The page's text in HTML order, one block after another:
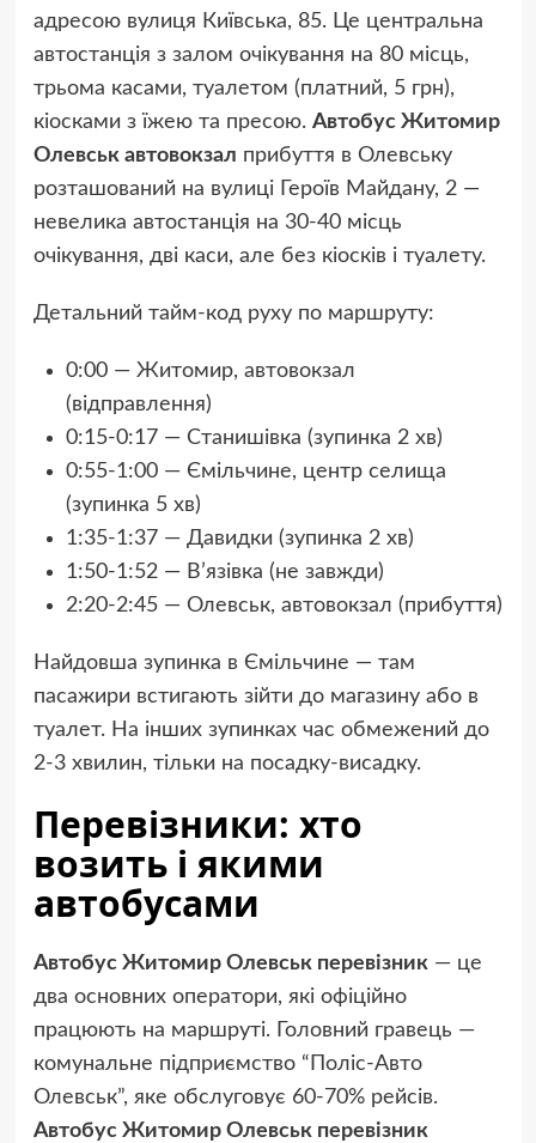
адресою вулиця Київська, 85. Це центральна
автостанція з залом очікування на 80 місць,
трьома касами, туалетом (платний, 5 грн),
кіосками з їжею та пресою. Автобус Житомир
Олевськ автовокзал прибуття в Олевську
розташований на вулиці Героїв Майдану, 2 —
невелика автостанція на 30-40 місць
очікування, дві каси, але без кіосків і туалету.
Детальний тайм-код руху по маршруту:
0:00 — Житомир, автовокзал
(відправлення)
0:15-0:17 — Станишівка (зупинка 2 хв)
0:55-1:00 — Ємільчине, центр селища
(зупинка 5 хв)
1:35-1:37 — Давидки (зупинка 2 хв)
1:50-1:52 — В’язівка (не завжди)
2:20-2:45 — Олевськ, автовокзал (прибуття)
Найдовша зупинка в Ємільчине — там
пасажири встигають зійти до магазину або в
туалет. На інших зупинках час обмежений до
2-3 хвилин, тільки на посадку-висадку.
Перевізники: хто
возить і якими
автобусами
Автобус Житомир Олевськ перевізник— це
два основних оператори, які офіційно
працюють на маршруті. Головний гравець —
комунальне підприємство “Поліс-Авто
Олевськ”, яке обслуговує 60-70% рейсів.
Автобус Житомир Олевськ перевізник